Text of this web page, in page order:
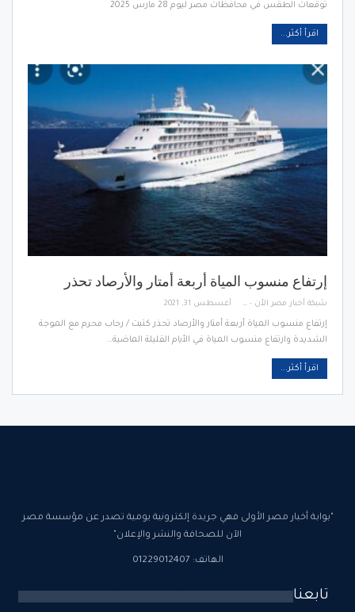
توقعات الطقس في محافظات مصر ليوم 28 مارس 2025
اقرأ أكثر...
إرتفاع منسوب المياة أربعة أمتار والأرصاد تحذر
شبكة أخبار مصر الأن - Egypt News Network Now أغسطس 31, 2021
إرتفاع منسوب المياة أربعة أمتار والأرصاد تحذر كتبت / رحاب محرم مع الموجة
الشديدة وارتفاع منسوب المياة في الأيام القليلة الماضية…
اقرأ أكثر...
"بوابة أخبار مصر الأولى فهي جريدة إلكترونية يومية تصدر عن مؤسسة مصر
الآن للصحافة والنشر والإعلان"
الهاتف: 01229012407
تابعنا